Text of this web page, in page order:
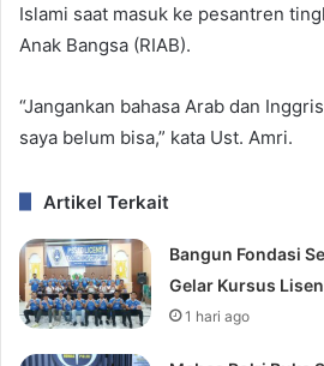
Islami saat masuk ke pesantren
Anak Bangsa (RIAB).
“Jangankan bahasa Arab dan
saya belum bisa,” kata Ust. Amri.
Artikel Terkait
Bangun Fondasi
Gelar Kursus
1 hari ago